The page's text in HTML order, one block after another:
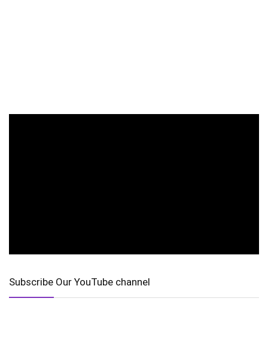
Subscribe Our YouTube channel